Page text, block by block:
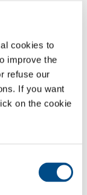
cookies to
improve the
refuse our
If you want
on the cookie
secteur.
l’acier au